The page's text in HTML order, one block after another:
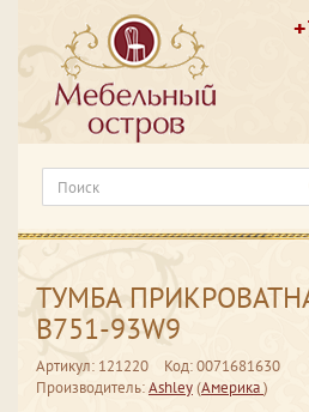
ТУМБА
B751-93W9
Артикул: 121220
Код: 0071681630
Производитель:Ashley(Америка)